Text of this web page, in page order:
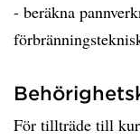
- beräkna
För tillträde till